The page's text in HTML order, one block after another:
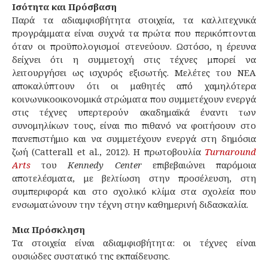
Ισότητα και Πρόσβαση
Παρά τα αδιαμφισβήτητα στοιχεία, τα καλλιτεχνικά
προγράμματα είναι συχνά τα πρώτα που περικόπτονται
όταν οι προϋπολογισμοί στενεύουν. Ωστόσο, η έρευνα
δείχνει ότι η συμμετοχή στις τέχνες μπορεί να
λειτουργήσει ως ισχυρός εξισωτής. Μελέτες του NEA
αποκαλύπτουν ότι οι μαθητές από χαμηλότερα
κοινωνικοοικονομικά στρώματα που συμμετέχουν ενεργά
στις τέχνες υπερτερούν ακαδημαϊκά έναντι των
συνομηλίκων τους, είναι πιο πιθανό να φοιτήσουν στο
πανεπιστήμιο και να συμμετέχουν ενεργά στη δημόσια
ζωή (Catterall et al., 2012). Η πρωτοβουλία Turnaround
Arts τουKennedy Centerεπιβεβαιώνει παρόμοια
αποτελέσματα, με βελτίωση στην προσέλευση, στη
συμπεριφορά και στο σχολικό κλίμα στα σχολεία που
ενσωματώνουν την τέχνη στην καθημερινή διδασκαλία.
Μια Πρόσκληση
Τα στοιχεία είναι αδιαμφισβήτητα: οι τέχνες είναι
ουσιώδες συστατικό της εκπαίδευσης.